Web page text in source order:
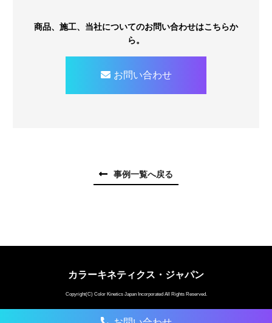
商品、施工、当社についてのお問い合わせはこちらか
ら。
お問い合わせ
事例一覧へ戻る
カラーキネティクス・ジャパン
Copyright(C) Color Kinetics Japan Incorporated All Rights Reserved.